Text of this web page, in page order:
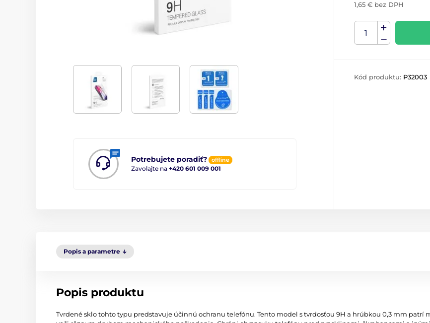
Potrebujete poradiť? offline
Zavolajte na +420 601 009 001
1,65 € bez DPH
Kód produktu: P32003
Popis a parametre
Popis produktu
Tvrdené sklo tohto typu predstavuje účinnú ochranu telefónu. Tento model s tvrdosťou 9H a hrúbkou 0,3 mm